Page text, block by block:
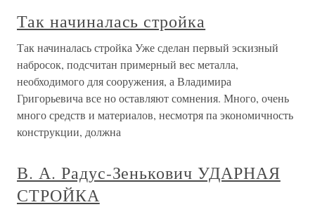
Так начиналась стройка
Так начиналась стройка Уже сделан первый эскизный
набросок, подсчитан примерный вес металла,
необходимого для сооружения, а Владимира
Григорьевича все но оставляют сомнения. Много, очень
много средств и материалов, несмотря па экономичность
конструкции, должна
В. А. Радус-Зенькович УДАРНАЯ
СТРОЙКА